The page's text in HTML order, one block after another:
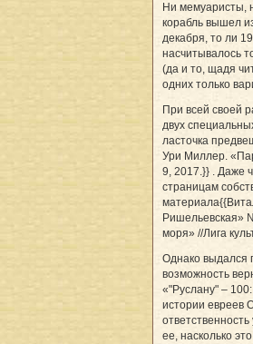
Ни мемуаристы,
корабль вышел
декабря, то ли
насчитывалось
(да и то, щадя
одних только
При всей своей
двух
ласточка
Ури Миллер.
9, 2017.}} . Даже
страницам
Ришельевская»
моря» //Лига
Однако выдался
возможность
«"Руслану" –
истории евреев
ее, насколько